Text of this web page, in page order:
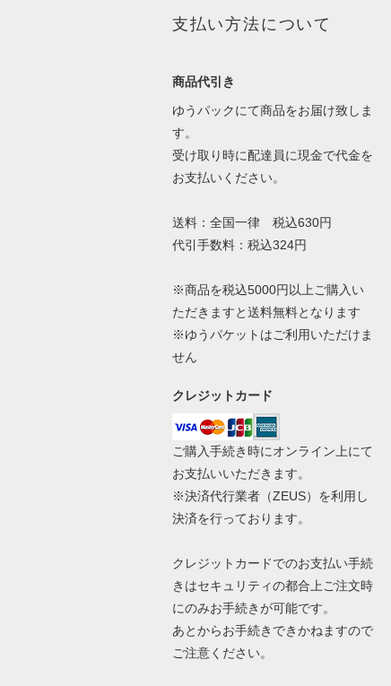
支払い方法について
商品代引き
ゆうパックにて商品をお届け致しま
す。
受け取り時に配達員に現金で代金を
お支払いください。
送料：全国一律 税込630円
代引手数料：税込324円
※商品を税込5000円以上ご購入い
ただきますと送料無料となります
※ゆうパケットはご利用いただけま
せん
クレジットカード
ご購入手続き時にオンライン上にて
お支払いいただきます。
※決済代行業者（ZEUS）を利用し
決済を行っております。
クレジットカードでのお支払い手続
きはセキュリティの都合上ご注文時
にのみお手続きが可能です。
あとからお手続きできかねますので
ご注意ください。